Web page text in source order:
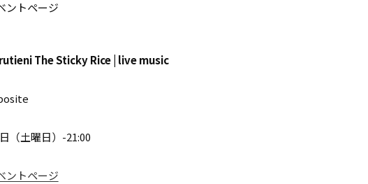
ントページ
The Sticky Rice | live music
（土曜日）-21:00
ントページ